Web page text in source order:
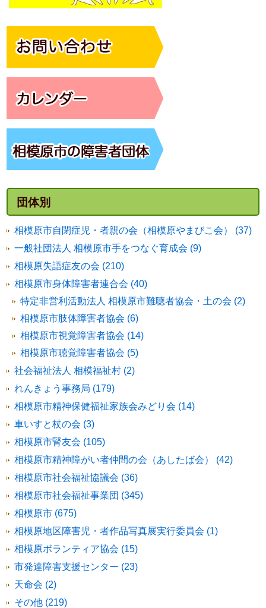
団体別
相模原市自閉症児・者親の会（相模原やまびこ会） (37)
一般社団法人 相模原市手をつなぐ育成会 (9)
相模原失語症友の会 (210)
相模原市身体障害者連合会 (40)
特定非営利活動法人 相模原市難聴者協会・土の会 (2)
相模原市肢体障害者協会 (6)
相模原市視覚障害者協会 (14)
相模原市聴覚障害者協会 (5)
社会福祉法人 相模福祉村 (2)
れんきょう事務局 (179)
相模原市精神保健福祉家族会みどり会 (14)
車いすと杖の会 (3)
相模原市腎友会 (105)
相模原市精神障がい者仲間の会（あしたば会） (42)
相模原市社会福祉協議会 (36)
相模原市社会福祉事業団 (345)
相模原市 (675)
相模原地区障害児・者作品写真展実行委員会 (1)
相模原ボランティア協会 (15)
市発達障害支援センター (23)
天命会 (2)
その他 (219)